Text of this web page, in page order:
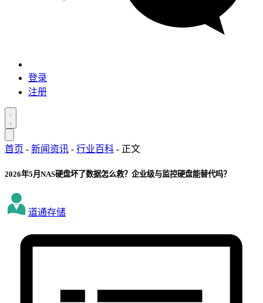
登录
注册
首页 - 新闻资讯 - 行业百科 - 正文
2026年5月NAS硬盘坏了数据怎么救？企业级与监控硬盘能替代吗？
道通存储